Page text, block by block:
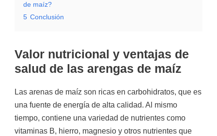
de maíz?
5 Conclusión
Valor nutricional y ventajas de
salud de las arengas de maíz
Las arenas de maíz son ricas en carbohidratos, que es
una fuente de energía de alta calidad. Al mismo
tiempo, contiene una variedad de nutrientes como
vitaminas B, hierro, magnesio y otros nutrientes que